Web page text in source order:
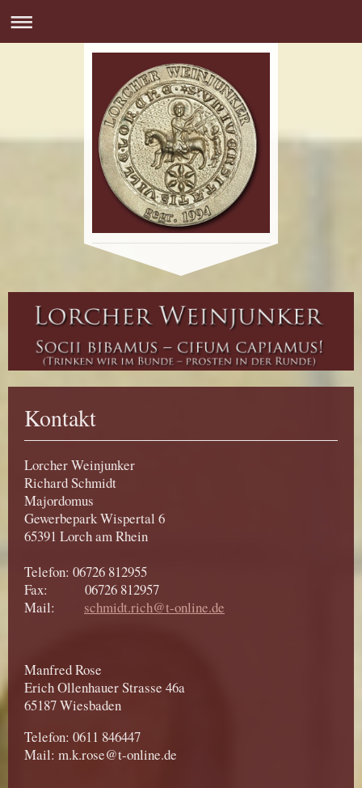
Kontakt
Lorcher Weinjunker
Richard Schmidt
Majordomus
Gewerbepark Wispertal 6
65391 Lorch am Rhein
Telefon: 06726 812955
Fax: 06726 812957
Mail: schmidt.rich@t-online.de
Manfred Rose
Erich Ollenhauer Strasse 46a
65187 Wiesbaden
Telefon: 0611 846447
Mail: m.k.rose@t-online.de